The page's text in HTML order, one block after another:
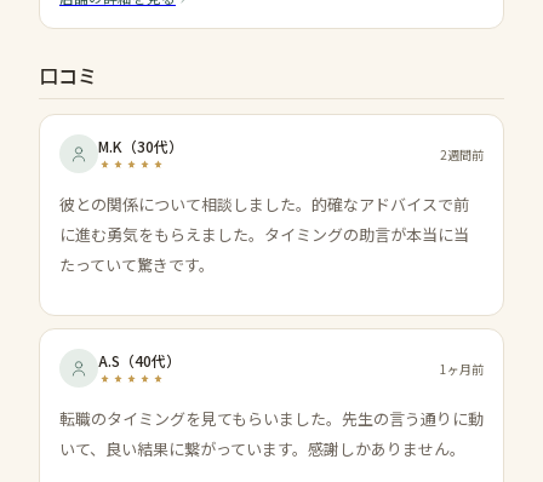
口コミ
M.K （30代） 2週間前
彼との関係について相談しました。的確なアドバイスで前
に進む勇気をもらえました。タイミングの助言が本当に当
たっていて驚きです。
A.S （40代） 1ヶ月前
転職のタイミングを見てもらいました。先生の言う通りに動
いて、良い結果に繋がっています。感謝しかありません。